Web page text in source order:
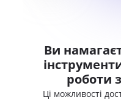
Ви
роботи
Ці можливості